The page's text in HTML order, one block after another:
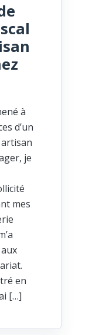
à
d’un
je
mes
en
[…]